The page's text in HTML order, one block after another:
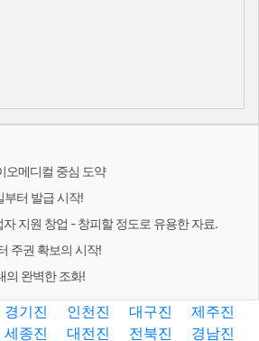
오메디컬 중심 도약
부터 발급 시작!
지원 창업 - 창피할 정도로 유용한 자료.
주권 확보의 시작!
의 완벽한 조화!
경기진 인천진 대구진
제주진
세종진 대전진 전북진 경남진